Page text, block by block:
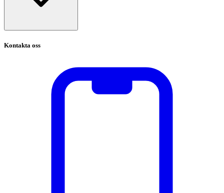
Kontakta oss